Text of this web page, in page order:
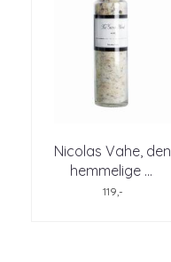
Nicolas Vahe, den
hemmelige ...
119,-